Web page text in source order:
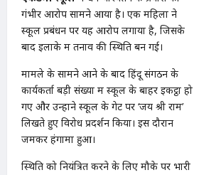
गंभीर आरोप सामने आया है। एक महिला ने
स्कूल प्रबंधन पर यह आरोप लगाया है, जिसके
बाद इलाके में तनाव की स्थिति बन गई।
मामले के सामने आने के बाद हिंदू संगठन के
कार्यकर्ता बड़ी संख्या में स्कूल के बाहर इकट्ठा हो
गए और उन्होंने स्कूल के गेट पर ‘जय श्री राम’
लिखते हुए विरोध प्रदर्शन किया। इस दौरान
जमकर हंगामा हुआ।
स्थिति को नियंत्रित करने के लिए मौके पर भारी